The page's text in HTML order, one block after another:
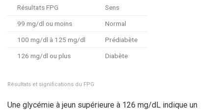
Résultats FPG Sens
99 mg/dl ou moins Normal
100 mg/dl à 125 mg/dl Prédiabète
126 mg/dl ou plus Diabète
Résultats et significations du FPG
Une glycémie à jeun supérieure à 126 mg/dL indique un